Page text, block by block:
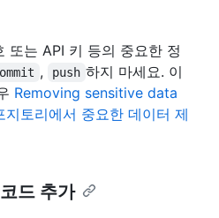
또는 API 키 등의 중요한 정
, push 하지 마세요. 이
Removing sensitive data
토리에서 중요한 데이터 제
드 추가